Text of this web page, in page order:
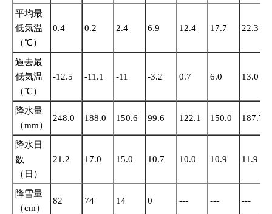
平均最
低気温
（℃）
0.4 0.2 2.4 6.9 12.4 17.7 22.3
過去最
低気温
（℃）
-12.5 -11.1 -11 -3.2 0.7 6.0 13.0
降水量
（mm）
248.0 188.0 150.6 99.6 122.1 150.0 187.7
降水日
数
（日）
21.2 17.0 15.0 10.7 10.0 10.9 11.9
降雪量
（cm）
82 74 14 0 --- --- ---